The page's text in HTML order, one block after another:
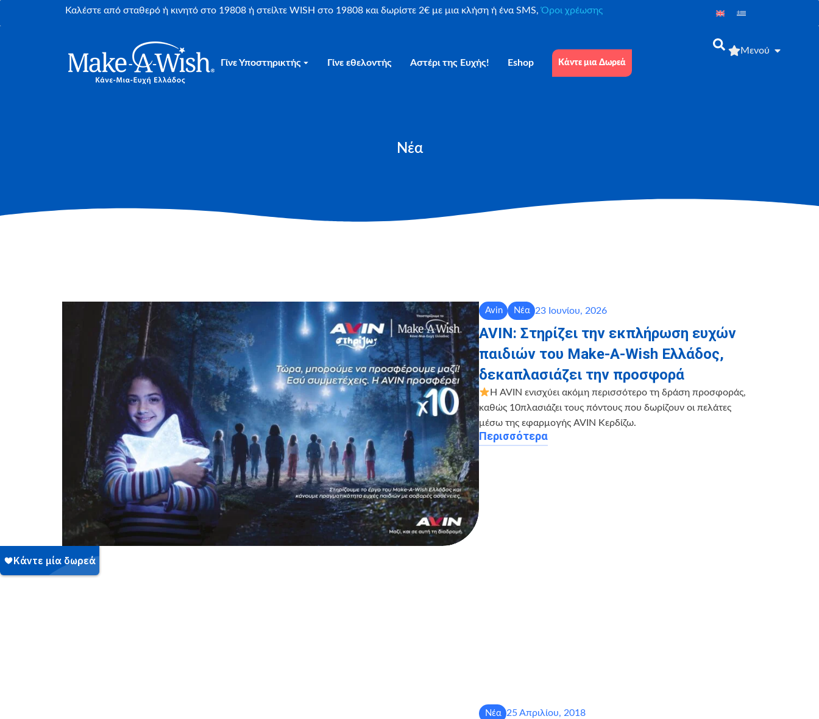
Καλέστε από σταθερό ή κινητό στο 19808 ή στείλτε WISH στο 19808 και δωρίστε 2€ με μια κλήση ή ένα SMS,Όροι χρέωσης
Γίνε Υποστηρικτής Γίνε εθελοντής Αστέρι της Ευχής! Eshop Κάντε μια Δωρεά
Μενού
Νέα
Avin Νέα 23 Ιουνίου, 2026
AVIN: Στηρίζει την εκπλήρωση ευχών
παιδιών του Make-A-Wish Ελλάδος,
δεκαπλασιάζει την προσφορά
Η AVIN ενισχύει ακόμη περισσότερο τη δράση προσφοράς,
καθώς 10πλασιάζει τους πόντους που δωρίζουν οι πελάτες
μέσω της εφαρμογής AVIN Κερδίζω.
Περισσότερα
Νέα 25 Απριλίου, 2018